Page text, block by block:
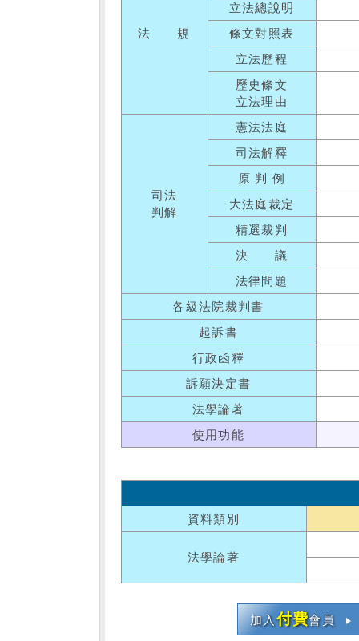
法 規
立法總說明
條文對照表
立法歷程
歷史條文
立法理由
司法
判解
憲法法庭
司法解釋
原 判 例
大法庭裁定
精選裁判
決 議
法律問題
各級法院裁判書
起訴書
行政函釋
訴願決定書
法學論著
使用功能
資料類別
法學論著
加入付費會員